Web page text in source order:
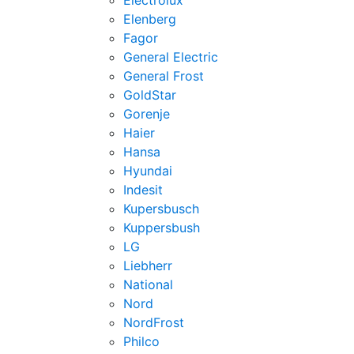
Elenberg
Fagor
General Electric
General Frost
GoldStar
Gorenje
Haier
Hansa
Hyundai
Indesit
Kupersbusch
Kuppersbush
LG
Liebherr
National
Nord
NordFrost
Philco